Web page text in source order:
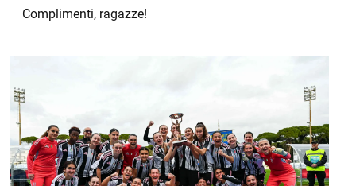
Complimenti, ragazze!